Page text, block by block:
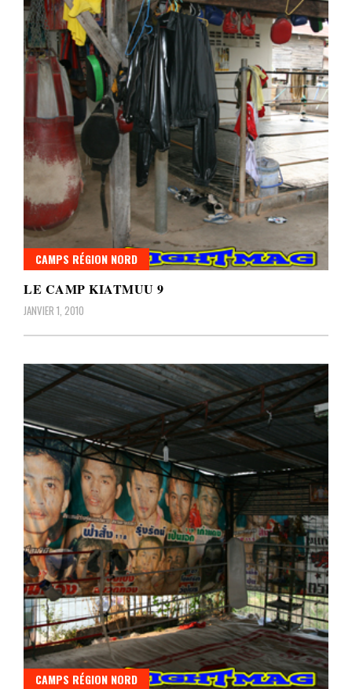
CAMPS RÉGION NORD
LE CAMP KIATMUU 9
JANVIER 1, 2010
CAMPS RÉGION NORD